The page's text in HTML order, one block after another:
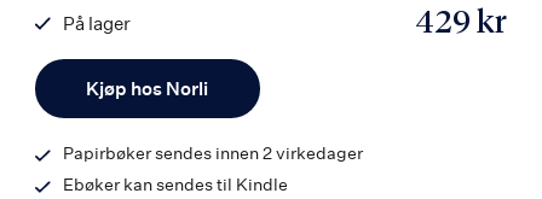
Kjøp hos Norli
429 kr
På lager
9788203454950
Papirbøker sendes innen 2 virkedager
Ebøker kan sendes til Kindle